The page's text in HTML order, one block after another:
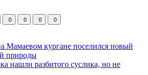
0 0 0 0
Мамаевом кургане поселился новый
природы
нашли разбитого суслика, но не